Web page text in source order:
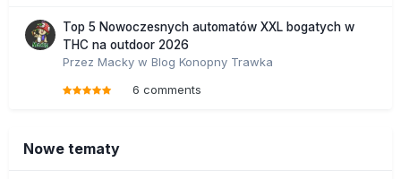
Top 5 Nowoczesnych automatów XXL bogatych w
THC na outdoor 2026
Przez Macky w Blog Konopny Trawka
6 comments
Nowe tematy